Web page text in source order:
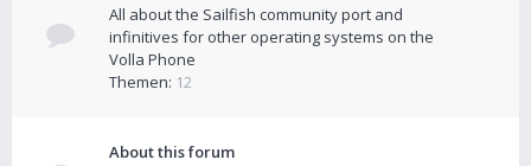
All about the Sailfish community port and
infinitives for other operating systems on the
Volla Phone
Themen: 12
About this forum